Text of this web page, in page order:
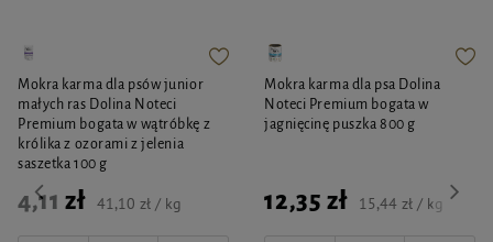
Mokra karma dla psów junior
małych ras Dolina Noteci
Premium bogata w wątróbkę z
królika z ozorami z jelenia
saszetka 100 g
4,11 zł 41,10 zł / kg
Mokra karma dla psa Dolina
Noteci Premium bogata w
jagnięcinę puszka 800 g
12,35 zł 15,44 zł / kg